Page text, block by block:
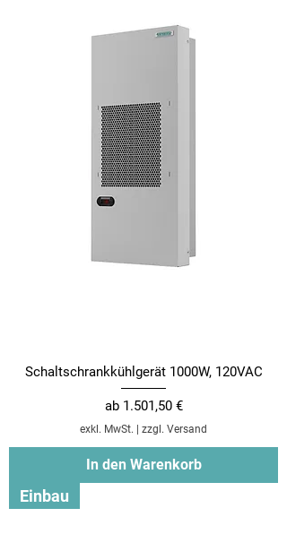
Schaltschrankkühlgerät 1000W, 120VAC
ab 1.501,50 €
Sale-Preis
exkl. MwSt. | zzgl. Versand
In den Warenkorb
Einbau